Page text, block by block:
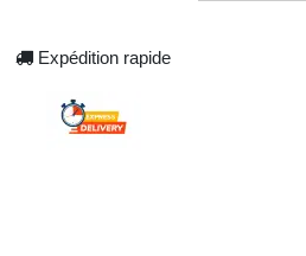
Expédition rapide